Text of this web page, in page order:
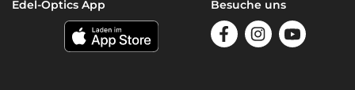
Edel-Optics App Besuche uns